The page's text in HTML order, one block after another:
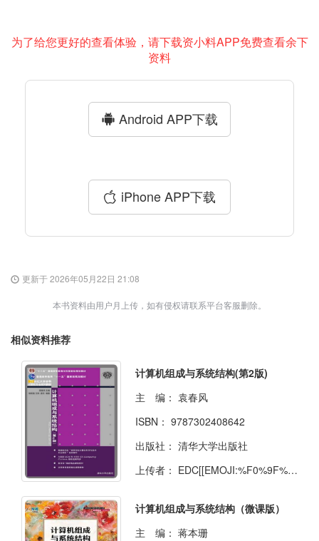
为了给您更好的查看体验，请下载资小料APP免费查看余下
资料
Android APP下载
iPhone APP下载
更新于 2026年05月22日 21:08
本书资料由用户月上传，如有侵权请联系平台客服删除。
相似资料推荐
计算机组成与系统结构(第2版)
主 编： 袁春风
ISBN： 9787302408642
出版社： 清华大学出版社
上传者： EDC[[EMOJI:%F0%9F%91%B9]]
计算机组成与系统结构（微课版）
主 编： 蒋本珊